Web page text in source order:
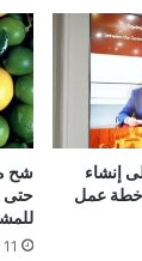
إنشاء
عمل
شح
11 يوليو، 2026